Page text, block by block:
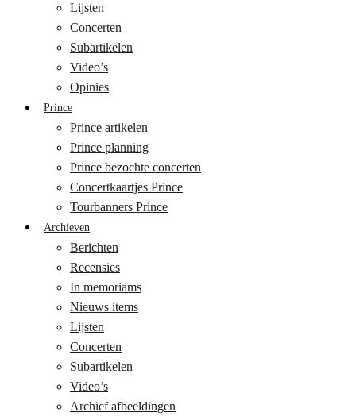
Lijsten
Concerten
Subartikelen
Video’s
Opinies
Prince
Prince artikelen
Prince planning
Prince bezochte concerten
Concertkaartjes Prince
Tourbanners Prince
Archieven
Berichten
Recensies
In memoriams
Nieuws items
Lijsten
Concerten
Subartikelen
Video’s
Archief afbeeldingen